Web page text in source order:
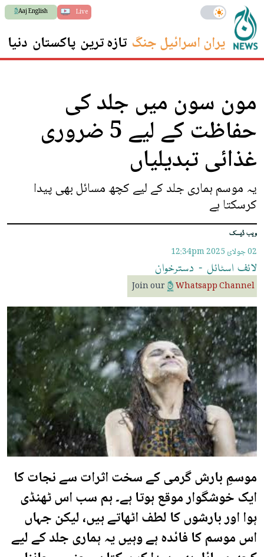
Live
Aaj English
ایران اسرائیل جنگ تازہ ترین پاکستان دنیا
مون سون میں جلد کی
حفاظت کے لیے 5 ضروری
غذائی تبدیلیاں
یہ موسم ہماری جلد کے لیے کچھ مسائل بھی پیدا
کرسکتا ہے
ویب ڈیسک
02 جولائ 2025 12:34pm
لائف اسٹائل - دسترخوان
Join our Whatsapp Channel
موسمِ بارش گرمی کے سخت اثرات سے نجات کا
ایک خوشگوار موقع ہوتا ہے۔ ہم سب اس ٹھنڈی
ہوا اور بارشوں کا لطف اٹھاتے ہیں، لیکن جہاں
اس موسم کا فائدہ ہے وہیں یہ ہماری جلد کے لیے